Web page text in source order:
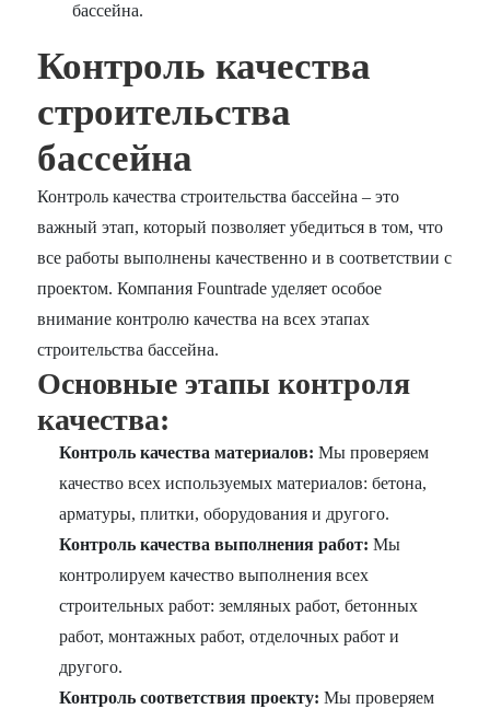
бассейна.
Контроль качества
строительства
бассейна
Контроль качества строительства бассейна – это
важный этап, который позволяет убедиться в том, что
все работы выполнены качественно и в соответствии с
проектом. Компания Fountrade уделяет особое
внимание контролю качества на всех этапах
строительства бассейна.
Основные этапы контроля
качества:
Контроль качества материалов: Мы проверяем
качество всех используемых материалов: бетона,
арматуры, плитки, оборудования и другого.
Контроль качества выполнения работ: Мы
контролируем качество выполнения всех
строительных работ: земляных работ, бетонных
работ, монтажных работ, отделочных работ и
другого.
Контроль соответствия проекту: Мы проверяем